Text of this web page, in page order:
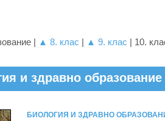
| ▲ 8. клас | ▲ 9. клас | 10.
и здравно
БИОЛОГИЯ И ЗДРАВНО